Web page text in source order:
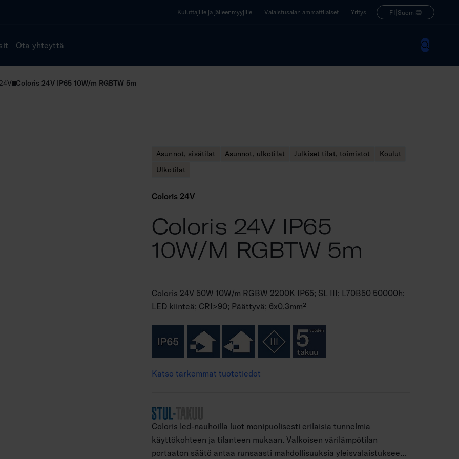
Kuluttajille ja jälleenmyyjille Valaistusalan ammattilaiset Yritys FI |Suomi
Ota yhteyttä
Coloris 24V IP65 10W/m RGBTW 5m
Asunnot, sisätilat Asunnot, ulkotilat Julkiset tilat, toimistot
Koulut
Ulkotilat
Coloris 24V
Coloris 24V IP65
10W/m RGBTW 5m
Coloris 24V 50W 10W/m RGBW 2200K IP65; SL III; L70B50 50000h;
LED kiinteä; CRI>90; Päättyvä; 6x0.3mm²
Katso tarkemmat tuotetiedot
Coloris led-nauhoilla luot monipuolisesti erilaisia tunnelmia
käyttökohteen ja tilanteen mukaan. Valkoisen värilämpötilan
portaaton säätö antaa runsaasti mahdollisuuksia yleisvalaistukseen